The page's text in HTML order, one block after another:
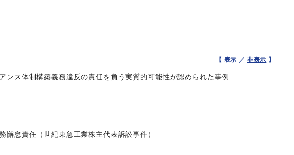
【 表示 ／ 非表示 】
ス体制構築義務違反の責任を負う実質的可能性が認められた事例
怠責任（世紀東急工業株主代表訴訟事件）